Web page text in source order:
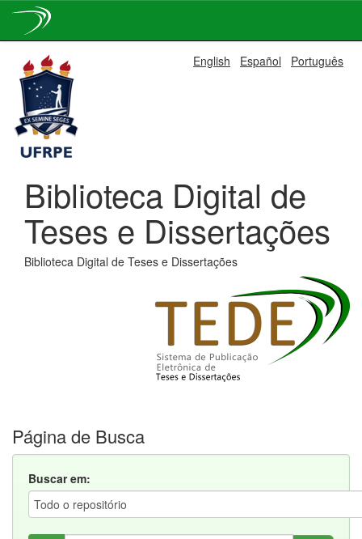
navigation
English Español Português
Biblioteca Digital de
Teses e Dissertações
Biblioteca Digital de Teses e Dissertações
Página de Busca
Buscar em: